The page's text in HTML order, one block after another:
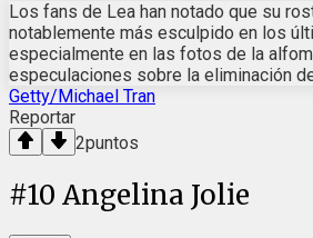
Los fans de Lea han notado que su
notablemente más esculpido en los
especialmente en las fotos de la
especulaciones sobre la eliminación
Getty/Michael Tran
Reportar
2puntos
#10 Angelina Jolie